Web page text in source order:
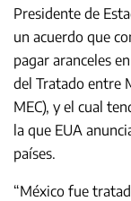
Presidente de
un acuerdo que
pagar aranceles
del Tratado entre
MEC), y el cual
la que EUA
países.
“México fue